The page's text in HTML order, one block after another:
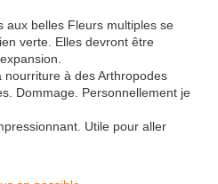
aux belles Fleurs multiples se
verte. Elles devront être
à des Arthropodes
Dommage. Personnellement je
Utile pour aller